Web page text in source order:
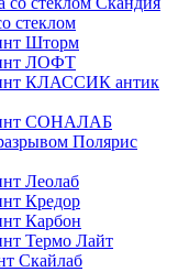
стеклом
Шторм
ЛОФТ
КЛАССИК антик
СОНАЛАБ
Полярис
Леолаб
Кредор
Карбон
Термо Лайт
Скайлаб